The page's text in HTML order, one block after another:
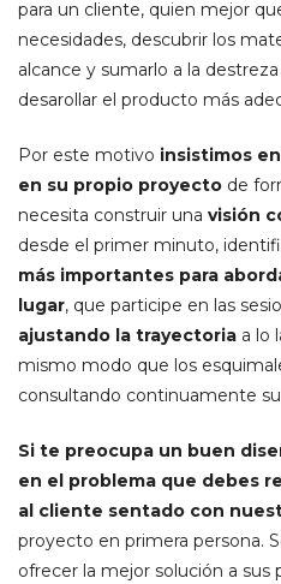
para un cliente, quien mejor
necesidades, descubrir los
alcance y sumarlo a la
desarollar el producto más
Por este motivo insistimos
en su propio proyecto de
necesita construir una visión
desde el primer minuto,
más importantes para
lugar, que participe en las
ajustando la trayectoria a lo
mismo modo que los
consultando continuamente
Si te preocupa un buen
en el problema que debes
al cliente sentado con
proyecto en primera persona.
ofrecer la mejor solución a